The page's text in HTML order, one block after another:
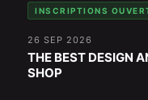
INSCRIPTIONS
26 SEP 2026
THE BEST DESIGN
SHOP